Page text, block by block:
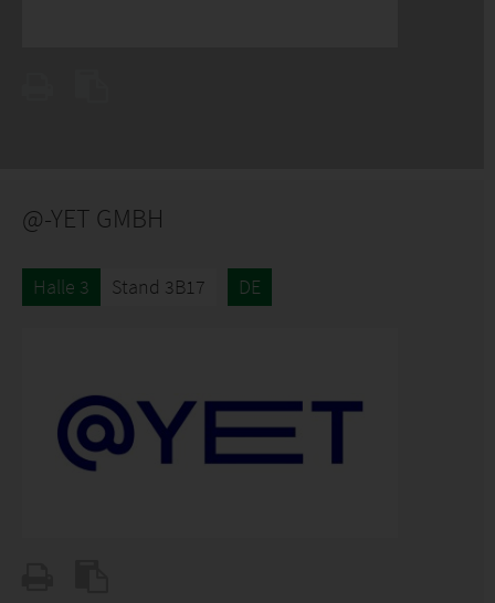
@-YET GMBH
Halle 3 Stand 3B17 DE